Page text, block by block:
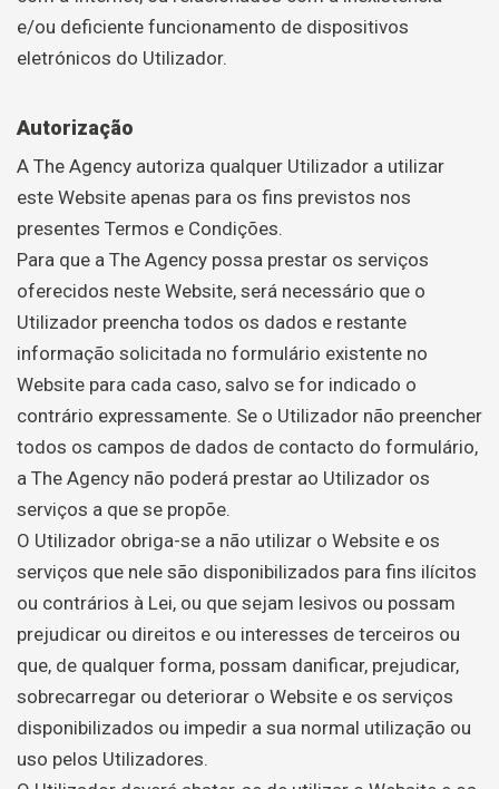
e/ou deficiente funcionamento de dispositivos
eletrónicos do Utilizador.
Autorização
A The Agency autoriza qualquer Utilizador a utilizar
este Website apenas para os fins previstos nos
presentes Termos e Condições.
Para que a The Agency possa prestar os serviços
oferecidos neste Website, será necessário que o
Utilizador preencha todos os dados e restante
informação solicitada no formulário existente no
Website para cada caso, salvo se for indicado o
contrário expressamente. Se o Utilizador não preencher
todos os campos de dados de contacto do formulário,
a The Agency não poderá prestar ao Utilizador os
serviços a que se propõe.
O Utilizador obriga-se a não utilizar o Website e os
serviços que nele são disponibilizados para fins ilícitos
ou contrários à Lei, ou que sejam lesivos ou possam
prejudicar ou direitos e ou interesses de terceiros ou
que, de qualquer forma, possam danificar, prejudicar,
sobrecarregar ou deteriorar o Website e os serviços
disponibilizados ou impedir a sua normal utilização ou
uso pelos Utilizadores.